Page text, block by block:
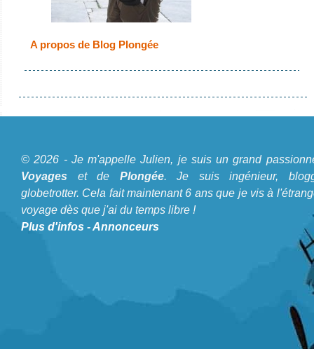
A propos de Blog Plongée
© 2026 - Je m'appelle Julien, je suis un grand
Voyages et de Plongée. Je suis ingénieur,
globetrotter. Cela fait maintenant 6 ans que je vis à
voyage dès que j'ai du temps libre !
Plus d'infos -Annonceurs